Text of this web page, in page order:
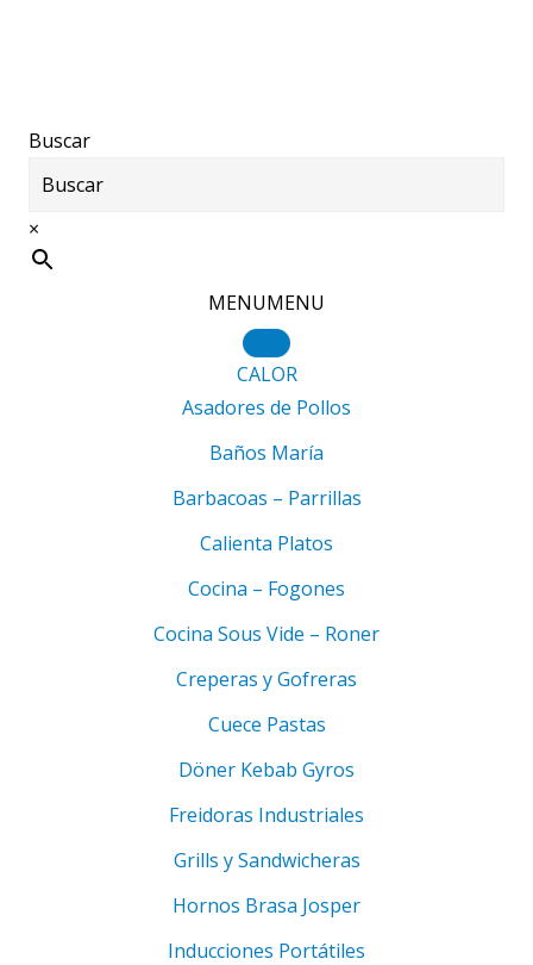
lateral
principal
página
Buscar
×
MENUMENU
CALOR
Asadores de Pollos
Baños María
Barbacoas – Parrillas
Calienta Platos
Cocina – Fogones
Cocina Sous Vide – Roner
Creperas y Gofreras
Cuece Pastas
Döner Kebab Gyros
Freidoras Industriales
Grills y Sandwicheras
Hornos Brasa Josper
Inducciones Portátiles